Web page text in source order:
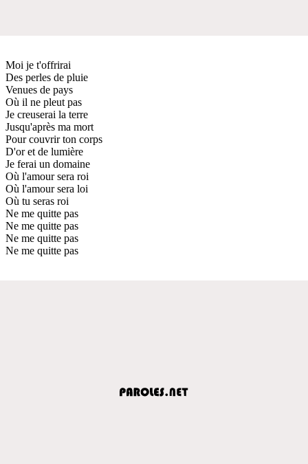
Moi je t'offrirai
Des perles de pluie
Venues de pays
Où il ne pleut pas
Je creuserai la terre
Jusqu'après ma mort
Pour couvrir ton corps
D'or et de lumière
Je ferai un domaine
Où l'amour sera roi
Où l'amour sera loi
Où tu seras roi
Ne me quitte pas
Ne me quitte pas
Ne me quitte pas
Ne me quitte pas